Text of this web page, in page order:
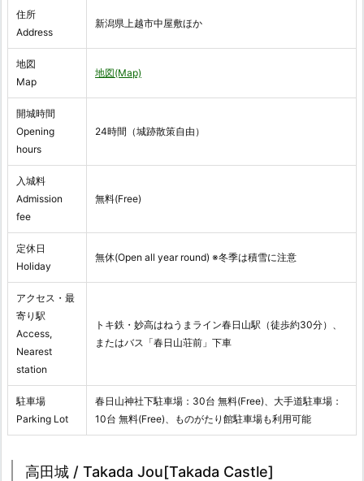
住所
Address
新潟県上越市中屋敷ほか
地図
Map
地図(Map)
開城時間
Opening
hours
24時間（城跡散策自由）
入城料
Admission
fee
無料(Free)
定休日
Holiday
無休(Open all year round) ※冬季は積雪に注意
アクセス・最
寄り駅
Access,
Nearest
station
トキ鉄・妙高はねうまライン春日山駅（徒歩約30分）、
またはバス「春日山荘前」下車
駐車場
Parking Lot
春日山神社下駐車場：30台 無料(Free)、大手道駐車場：
10台 無料(Free)、ものがたり館駐車場も利用可能
高田城 / Takada Jou[Takada Castle]